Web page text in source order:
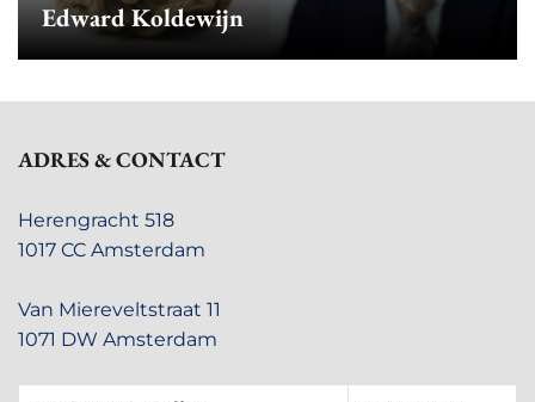
Edward Koldewijn
ADRES & CONTACT
Herengracht 518
1017 CC Amsterdam
Van Miereveltstraat 11
1071 DW Amsterdam